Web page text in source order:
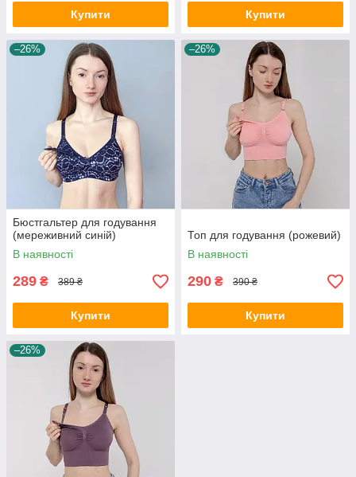
Купити Купити
–26%
Бюстгальтер для годування
(мереживний синій)
В наявності
289 ₴ 389 ₴
Купити
–26%
Топ для годування (рожевий)
В наявності
290 ₴ 390 ₴
Купити
–26%